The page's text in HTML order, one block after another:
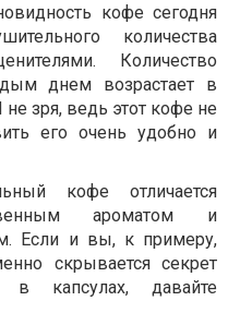
кофе сегодня
количества
Количество
днем возрастает в
зря, ведь этот кофе не
его очень удобно и
кофе отличается
ароматом и
Если и вы, к примеру,
скрывается секрет
в капсулах, давайте